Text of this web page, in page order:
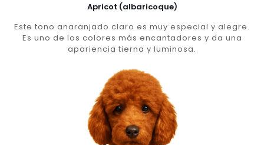
Apricot (albaricoque)
Este tono anaranjado claro es muy especial y alegre.
Es uno de los colores más encantadores y da una
apariencia tierna y luminosa.